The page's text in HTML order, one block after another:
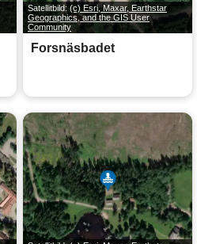
Satellitbild: (c) Esri, Maxar, Earthstar
Geographics, and the GIS User
Community
Forsnäsbadet